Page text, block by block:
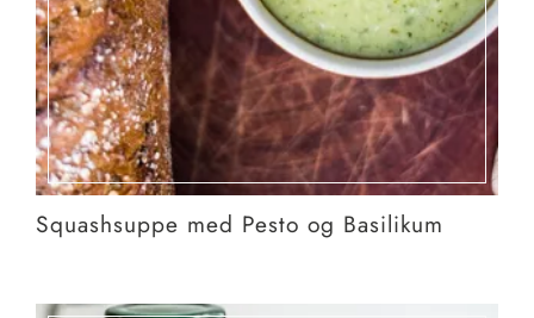
Squashsuppe med Pesto og Basilikum